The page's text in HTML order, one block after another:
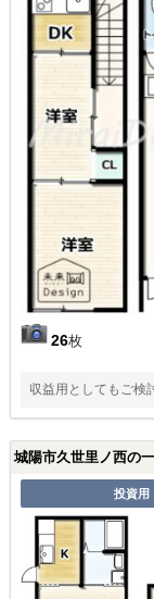
26枚
収益用としてもご検
城陽市久世里ノ西の
投資用